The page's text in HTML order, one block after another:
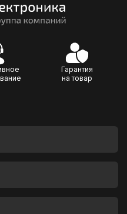
Гарантия
на товар